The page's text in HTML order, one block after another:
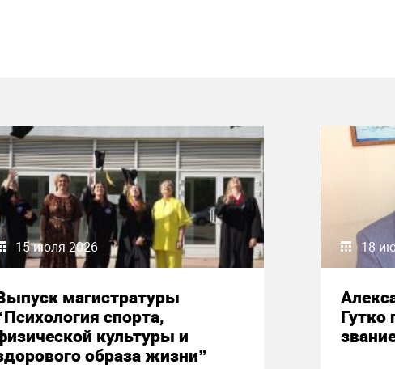
15 июля 2026
магистратуры
спорта,
культуры и
образа жизни”
18
Гутко